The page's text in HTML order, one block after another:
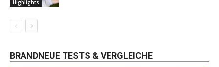
Highlights
BRANDNEUE TESTS & VERGLEICHE